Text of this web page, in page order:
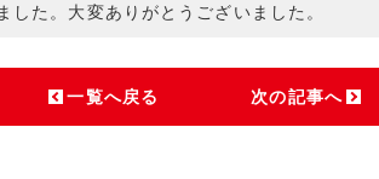
した。大変ありがとうございました。
一覧へ戻る 次の記事へ